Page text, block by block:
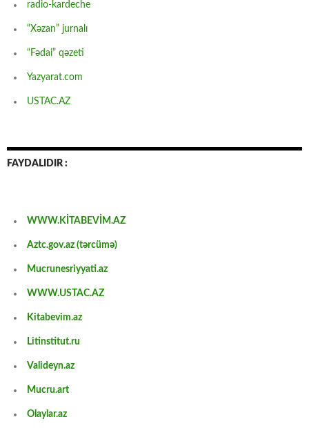
radio-kardeche
“Xəzan” jurnalı
“Fədai” qəzeti
Yazyarat.com
USTAC.AZ
FAYDALIDIR :
WWW.KİTABEVİM.AZ
Aztc.gov.az (tərcümə)
Mucrunesriyyati.az
WWW.USTAC.AZ
Kitabevim.az
Litinstitut.ru
Valideyn.az
Mucru.art
Olaylar.az